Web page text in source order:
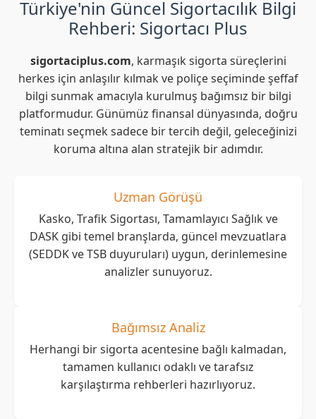
Türkiye'nin Güncel Sigortacılık Bilgi
Rehberi: Sigortacı Plus
sigortaciplus.com, karmaşık sigorta süreçlerini
herkes için anlaşılır kılmak ve poliçe seçiminde şeffaf
bilgi sunmak amacıyla kurulmuş bağımsız bir bilgi
platformudur. Günümüz finansal dünyasında, doğru
teminatı seçmek sadece bir tercih değil, geleceğinizi
koruma altına alan stratejik bir adımdır.
Uzman Görüşü
Kasko, Trafik Sigortası, Tamamlayıcı Sağlık ve
DASK gibi temel branşlarda, güncel mevzuatlara
(SEDDK ve TSB duyuruları) uygun, derinlemesine
analizler sunuyoruz.
Bağımsız Analiz
Herhangi bir sigorta acentesine bağlı kalmadan,
tamamen kullanıcı odaklı ve tarafsız
karşılaştırma rehberleri hazırlıyoruz.